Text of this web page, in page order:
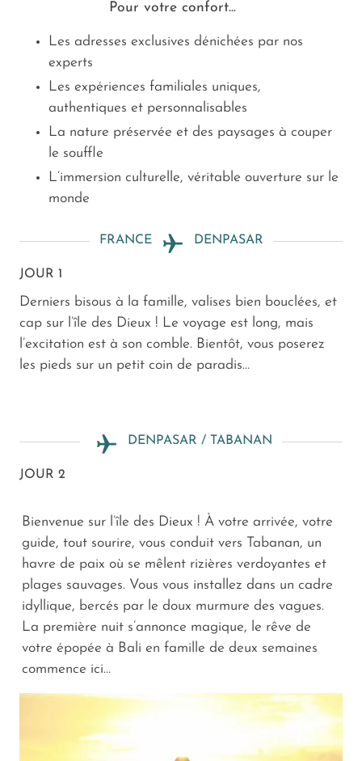
Pour votre confort...
Les adresses exclusives dénichées par nos
experts
Les expériences familiales uniques,
authentiques et personnalisables
La nature préservée et des paysages à couper
le souffle
L’immersion culturelle, véritable ouverture sur le
monde
FRANCE DENPASAR
JOUR 1
Derniers bisous à la famille, valises bien bouclées, et
cap sur l’île des Dieux ! Le voyage est long, mais
l’excitation est à son comble. Bientôt, vous poserez
les pieds sur un petit coin de paradis…
DENPASAR / TABANAN
JOUR 2
Bienvenue sur l’île des Dieux ! À votre arrivée, votre
guide, tout sourire, vous conduit vers Tabanan, un
havre de paix où se mêlent rizières verdoyantes et
plages sauvages. Vous vous installez dans un cadre
idyllique, bercés par le doux murmure des vagues.
La première nuit s’annonce magique, le rêve de
votre épopée à Bali en famille de deux semaines
commence ici…